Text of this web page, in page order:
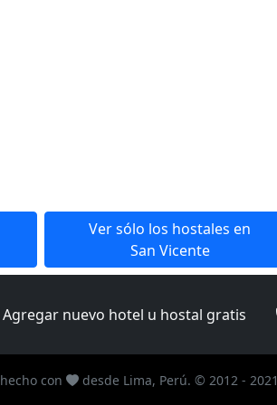
Ver sólo los hostales en
San Vicente
Agregar nuevo hotel u hostal gratis
hecho con desde Lima, Perú. © 2012 - 2021